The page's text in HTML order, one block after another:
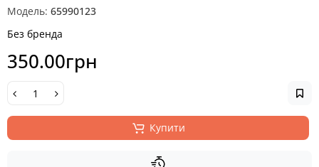
Модель: 65990123
Без бренда
350.00грн
Купити